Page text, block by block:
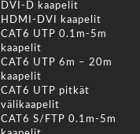
DVI-D kaapelit
HDMI-DVI kaapelit
CAT6 UTP 0.1m-5m
kaapelit
CAT6 UTP 6m – 20m
kaapelit
CAT6 UTP pitkät
välikaapelit
CAT6 S/FTP 0.1m-5m